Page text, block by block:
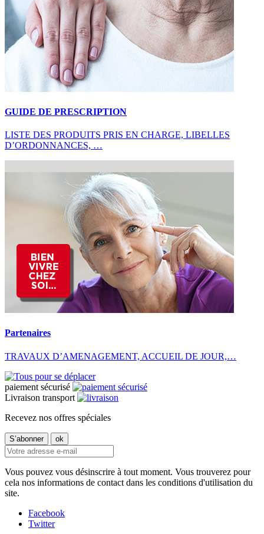
GUIDE DE PRESCRIPTION
LISTE DES PRODUITS PRIS EN CHARGE, LIBELLES
D’ORDONNANCES, …
Partenaires
TRAVAUX D’AMENAGEMENT, ACCUEIL DE JOUR,…
paiement sécurisé
Livraison transport
Recevez nos offres spéciales
Vous pouvez vous désinscrire à tout moment. Vous trouverez pour
cela nos informations de contact dans les conditions d'utilisation du
site.
Facebook
Twitter